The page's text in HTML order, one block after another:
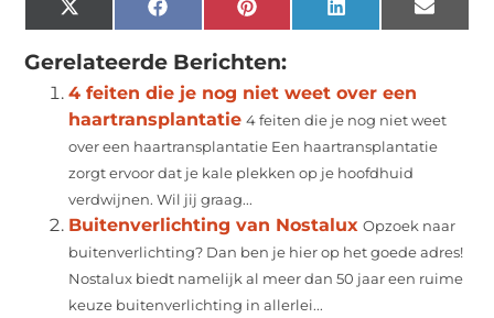
X
(Twitter)
Facebook Pinterest LinkedIn Email
Gerelateerde Berichten:
4 feiten die je nog niet weet over een
haartransplantatie 4 feiten die je nog niet weet
over een haartransplantatie Een haartransplantatie
zorgt ervoor dat je kale plekken op je hoofdhuid
verdwijnen. Wil jij graag...
Buitenverlichting van Nostalux Opzoek naar
buitenverlichting? Dan ben je hier op het goede adres!
Nostalux biedt namelijk al meer dan 50 jaar een ruime
keuze buitenverlichting in allerlei...